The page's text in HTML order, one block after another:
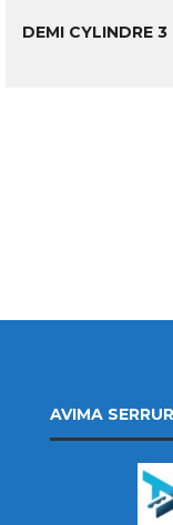
DEMI CYLINDRE 3
AVIMA